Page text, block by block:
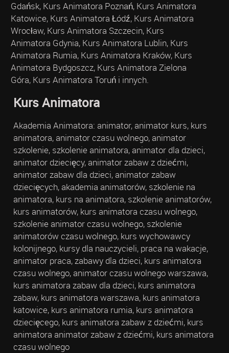
Gdańsk, Kurs Animatora Poznań, Kurs Animatora
Katowice, Kurs Animatora Łódź, Kurs Animatora
Wrocław, Kurs Animatora Szczecin, Kurs
Animatora Gdynia, Kurs Animatora Lublin, Kurs
Animatora Rumia, Kurs Animatora Kraków, Kurs
Animatora Bydgoszcz, Kurs Animatora Zielona
Góra, Kurs Animatora Toruń i innych.
Kurs Animatora
Akademia Animatora: animator, animator kurs, kurs
animatora, animator czasu wolnego, animator
szkolenie, szkolenie animatora, animator dla dzieci,
animator dziecięcy, animator zabaw z dziećmi,
animator zabaw dla dzieci, animator zabaw
dziecięcych, akademia animatorów, szkolenie na
animatora, kurs na animatora, szkolenie animatorów,
kurs animatorów, kurs animatora czasu wolnego,
szkolenie animator czasu wolnego, szkolenie
animatorów czasu wolnego, kurs wychowawcy
kolonijnego, kursy dla nauczycieli, praca na wakacje,
animator praca, zabawy dla dzieci, kurs animatora
czasu wolnego, animator czasu wolnego warszawa,
kurs animatora zabaw dla dzieci, kurs animatora
zabaw, kurs animatora warszawa, kurs animatora
katowice, kurs animatora rumia, kurs animatora
dziecięcego, kurs animatora zabaw z dziećmi, kurs
animatora animator zabaw z dziećmi, kurs animatora
czasu wolnego